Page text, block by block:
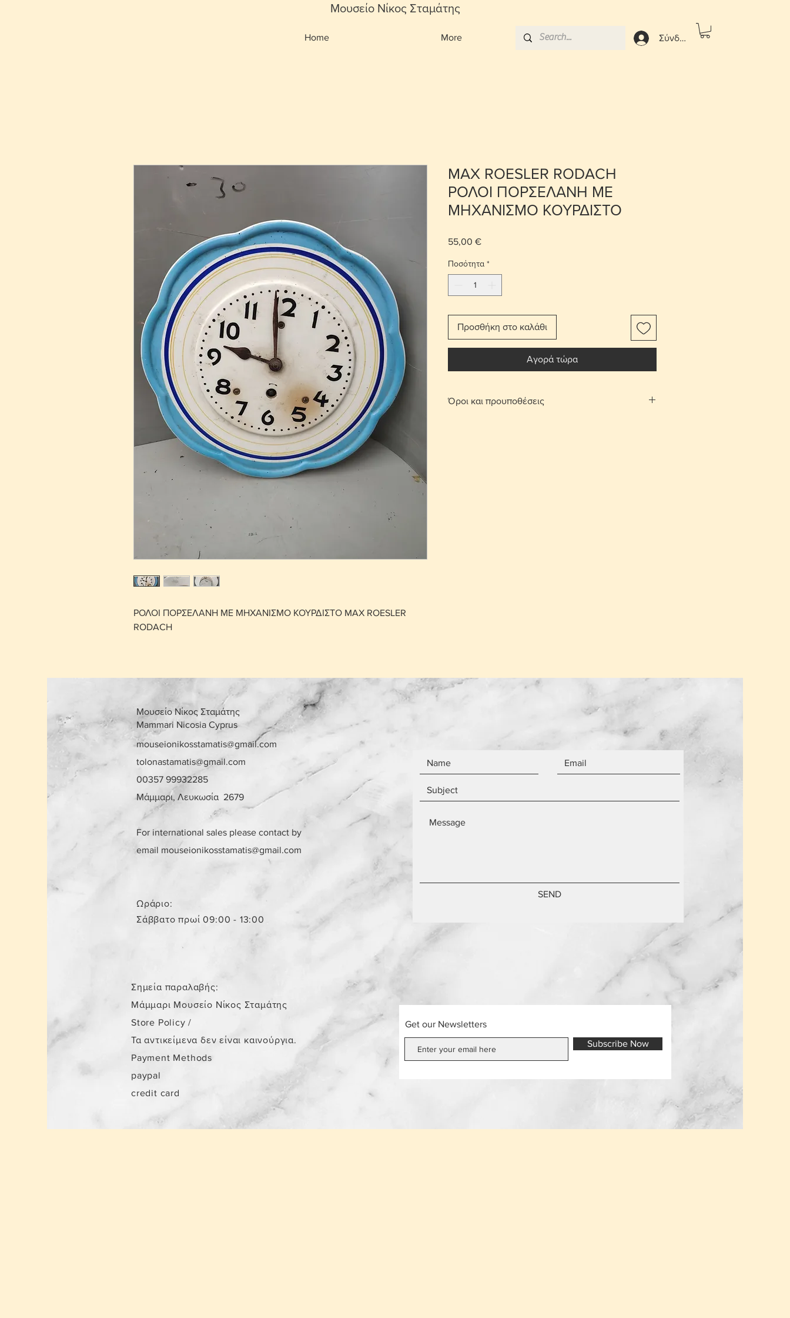
Home More
Μουσείο Νίκος Σταμάτης
Σύνδεση
ΡΟΛΟΙ ΠΟΡΣΕΛΑΝΗ ΜΕ ΜΗΧΑΝΙΣΜΟ ΚΟΥΡΔΙΣΤΟ MAX ROESLER
RODACH
MAX ROESLER RODACH
ΡΟΛΟΙ ΠΟΡΣΕΛΑΝΗ ΜΕ
ΜΗΧΑΝΙΣΜΟ ΚΟΥΡΔΙΣΤΟ
55,00 €Τιμή
Ποσότητα *
Προσθήκη στο καλάθι
Αγορά τώρα
Όροι και προυποθέσεις
Μουσείο Νίκος Σταμάτης
Mammari Nicosia Cyprus
mouseionikosstamatis@gmail.com
tolonastamatis@gmail.com
00357 99932285
Μάμμαρι, Λευκωσία 2679
For international sales please contact by
email mouseionikosstamatis@gmail.com
Ωράριο:
Σάββατο πρωί 09:00 - 13:00
Σημεία παραλαβής:
Μάμμαρι Μουσείο Νίκος Σταμάτης
Store Policy/
Τα αντικείμενα δεν είναι καινούργια.
Payment Methods
paypal
credit card
SEND
Get our Newsletters
Subscribe Now